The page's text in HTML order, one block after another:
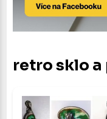
retro sklo